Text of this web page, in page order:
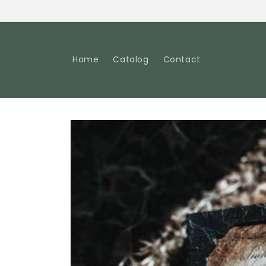
conteúdo
Home Catalog Contact